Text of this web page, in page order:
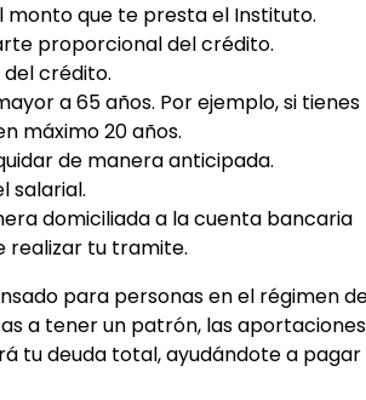
monto que te presta el Instituto.
proporcional del crédito.
crédito.
a 65 años. Por ejemplo, si tienes
máximo 20 años.
de manera anticipada.
salarial.
domiciliada a la cuenta bancaria
realizar tu tramite.
para personas en el régimen
a tener un patrón, las aportaciones
tu deuda total, ayudándote a pagar